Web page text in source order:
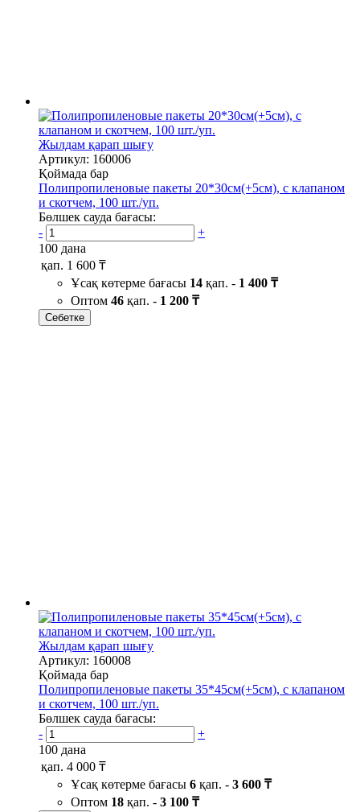
Жылдам қарап шығу
Артикул: 160006
Қоймада бар
Полипропиленовые пакеты 20*30см(+5см), с клапаном
и скотчем, 100 шт./уп.
Бөлшек сауда бағасы:
-
+
100 дана
қап. 1 600 ₸
Ұсақ көтерме бағасы 14 қап. - 1 400 ₸
Оптом 46 қап. - 1 200 ₸
Себетке
Жылдам қарап шығу
Артикул: 160008
Қоймада бар
Полипропиленовые пакеты 35*45см(+5см), с клапаном
и скотчем, 100 шт./уп.
Бөлшек сауда бағасы:
-
+
100 дана
қап. 4 000 ₸
Ұсақ көтерме бағасы 6 қап. - 3 600 ₸
Оптом 18 қап. - 3 100 ₸